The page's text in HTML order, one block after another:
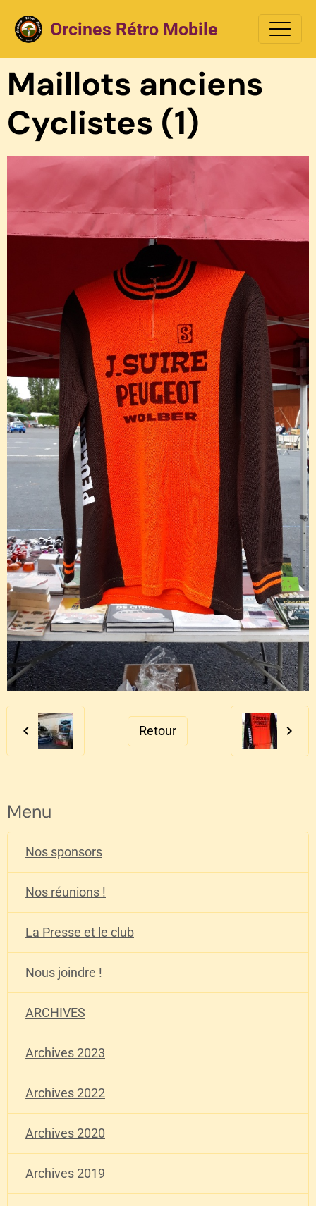
Orcines Rétro Mobile
Maillots anciens
Cyclistes (1)
Retour
Menu
Nos sponsors
Nos réunions !
La Presse et le club
Nous joindre !
ARCHIVES
Archives 2023
Archives 2022
Archives 2020
Archives 2019